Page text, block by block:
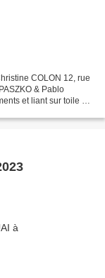
COLON 12, rue
& Pablo
et liant sur toile de